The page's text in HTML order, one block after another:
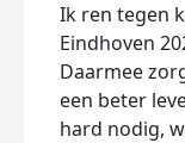
Ik ren tegen
Eindhoven
Daarmee
een beter
hard nodig,